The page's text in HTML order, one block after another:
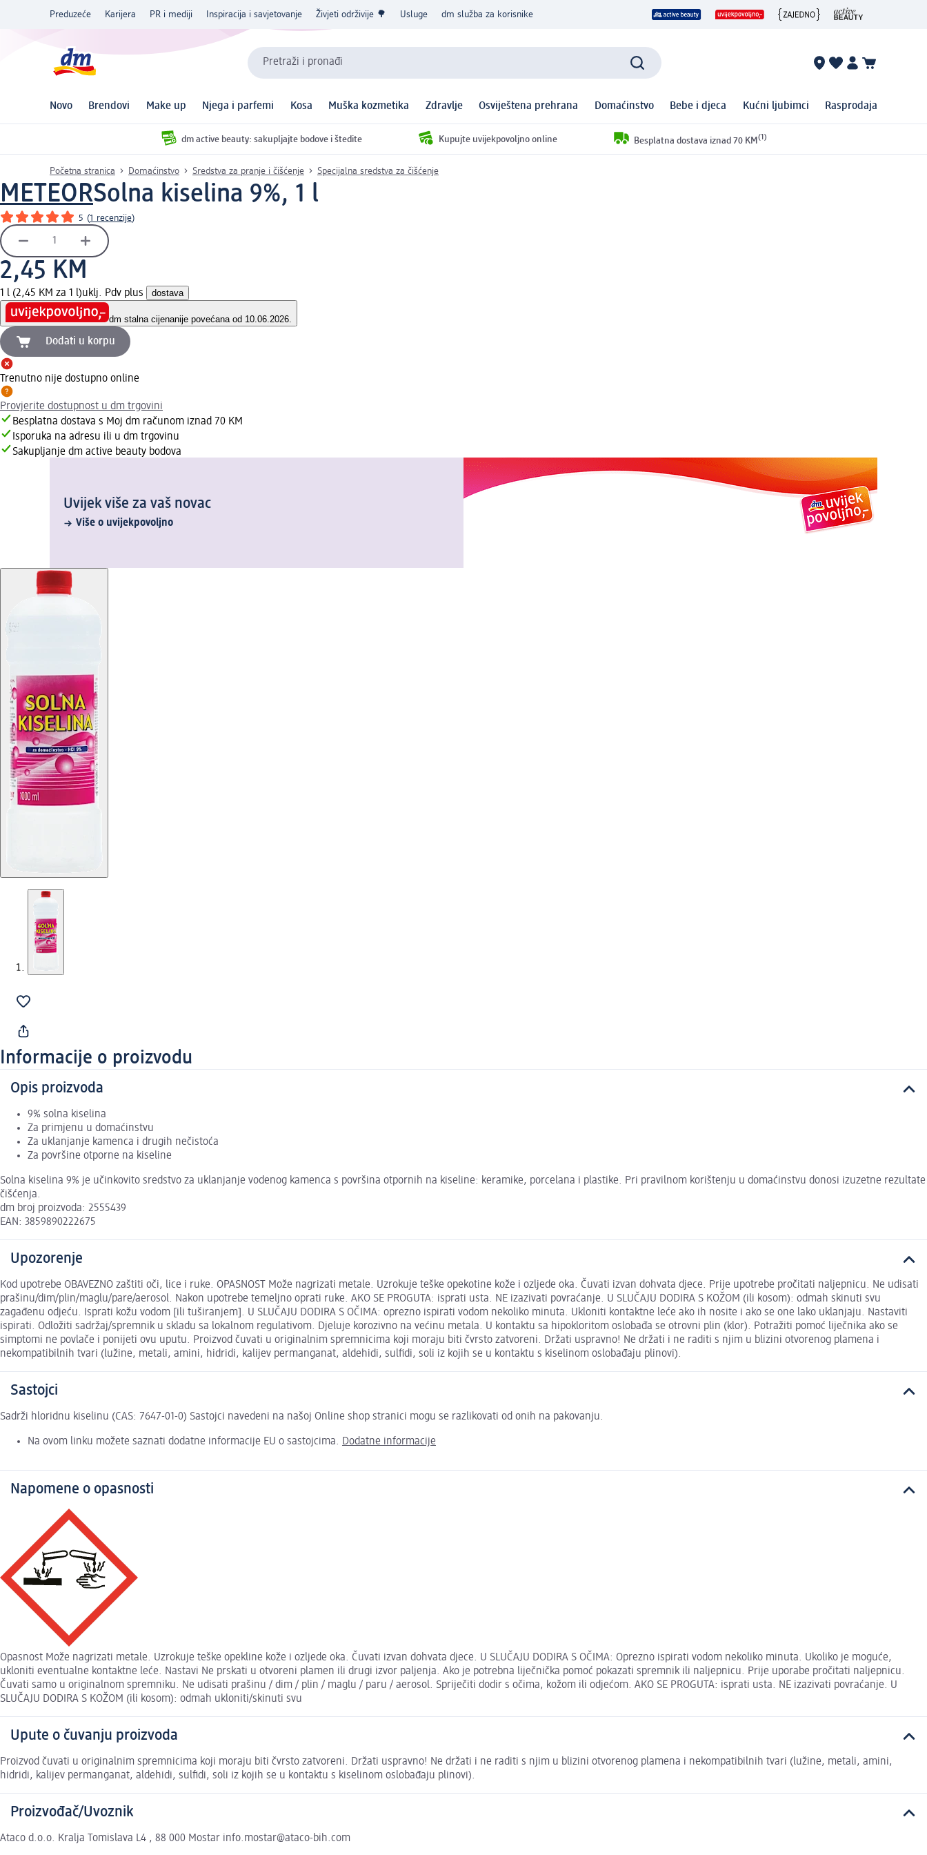
Preduzeće Karijera PR i mediji Inspiracija i savjetovanje Živjeti održivije 🌳 Usluge dm služba za korisnike
Pretraži i pronađi
Novo Brendovi Make up Njega i parfemi Kosa Muška kozmetika Zdravlje Osviještena prehrana Domaćinstvo Bebe i djeca Kućni ljubimci Rasprodaja
dm active beauty: sakupljajte bodove i štedite Kupujte uvijekpovoljno online Besplatna dostava iznad 70 KM (1)
Početna stranica Domaćinstvo Sredstva za pranje i čišćenje Specijalna sredstva za čišćenje
METEORSolna kiselina 9%, 1 l
5 (1 recenzije)
2,45 KM
1 l (2,45 KM za 1 l)uklj. Pdv plus dostava
dm stalna cijenanije povećana od 10.06.2026.
Dodati u korpu
Trenutno nije dostupno online
Provjerite dostupnost u dm trgovini
Besplatna dostava s Moj dm računom iznad 70 KM
Isporuka na adresu ili u dm trgovinu
Sakupljanje dm active beauty bodova
Uvijek više za vaš novac
Više o uvijekpovoljno
Informacije o proizvodu
Opis proizvoda
9% solna kiselina
Za primjenu u domaćinstvu
Za uklanjanje kamenca i drugih nečistoća
Za površine otporne na kiseline
Solna kiselina 9% je učinkovito sredstvo za uklanjanje vodenog kamenca s površina otpornih na kiseline: keramike, porcelana i plastike. Pri pravilnom korištenju u domaćinstvu donosi izuzetne rezultate
čišćenja.
dm broj proizvoda: 2555439
EAN: 3859890222675
Upozorenje
Kod upotrebe OBAVEZNO zaštiti oči, lice i ruke. OPASNOST Može nagrizati metale. Uzrokuje teške opekotine kože i ozljede oka. Čuvati izvan dohvata djece. Prije upotrebe pročitati naljepnicu. Ne udisati
prašinu/dim/plin/maglu/pare/aerosol. Nakon upotrebe temeljno oprati ruke. AKO SE PROGUTA: isprati usta. NE izazivati povraćanje. U SLUČAJU DODIRA S KOŽOM (ili kosom): odmah skinuti svu
zagađenu odjeću. Isprati kožu vodom [ili tuširanjem]. U SLUČAJU DODIRA S OČIMA: oprezno ispirati vodom nekoliko minuta. Ukloniti kontaktne leće ako ih nosite i ako se one lako uklanjaju. Nastaviti
ispirati. Odložiti sadržaj/spremnik u skladu sa lokalnom regulativom. Djeluje korozivno na većinu metala. U kontaktu sa hipokloritom oslobađa se otrovni plin (klor). Potražiti pomoć liječnika ako se
simptomi ne povlače i ponijeti ovu uputu. Proizvod čuvati u originalnim spremnicima koji moraju biti čvrsto zatvoreni. Držati uspravno! Ne držati i ne raditi s njim u blizini otvorenog plamena i
nekompatibilnih tvari (lužine, metali, amini, hidridi, kalijev permanganat, aldehidi, sulfidi, soli iz kojih se u kontaktu s kiselinom oslobađaju plinovi).
Sastojci
Sadrži hloridnu kiselinu (CAS: 7647-01-0) Sastojci navedeni na našoj Online shop stranici mogu se razlikovati od onih na pakovanju.
Na ovom linku možete saznati dodatne informacije EU o sastojcima. Dodatne informacije
Napomene o opasnosti
Opasnost Može nagrizati metale. Uzrokuje teške opekline kože i ozljede oka. Čuvati izvan dohvata djece. U SLUČAJU DODIRA S OČIMA: Oprezno ispirati vodom nekoliko minuta. Ukoliko je moguće,
ukloniti eventualne kontaktne leće. Nastavi Ne prskati u otvoreni plamen ili drugi izvor paljenja. Ako je potrebna liječnička pomoć pokazati spremnik ili naljepnicu. Prije uporabe pročitati naljepnicu.
Čuvati samo u originalnom spremniku. Ne udisati prašinu / dim / plin / maglu / paru / aerosol. Spriječiti dodir s očima, kožom ili odjećom. AKO SE PROGUTA: isprati usta. NE izazivati povraćanje. U
SLUČAJU DODIRA S KOŽOM (ili kosom): odmah ukloniti/skinuti svu
Upute o čuvanju proizvoda
Proizvod čuvati u originalnim spremnicima koji moraju biti čvrsto zatvoreni. Držati uspravno! Ne držati i ne raditi s njim u blizini otvorenog plamena i nekompatibilnih tvari (lužine, metali, amini,
hidridi, kalijev permanganat, aldehidi, sulfidi, soli iz kojih se u kontaktu s kiselinom oslobađaju plinovi).
Proizvođač/Uvoznik
Ataco d.o.o. Kralja Tomislava L4 , 88 000 Mostar info.mostar@ataco-bih.com